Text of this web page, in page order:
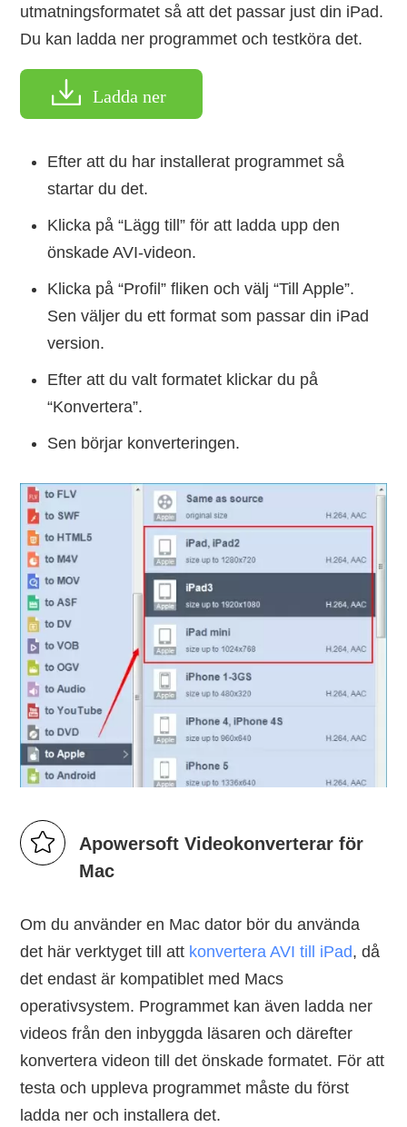
utmatningsformatet så att det passar just din iPad.
Du kan ladda ner programmet och testköra det.
Ladda ner
Efter att du har installerat programmet så
startar du det.
Klicka på “Lägg till” för att ladda upp den
önskade AVI-videon.
Klicka på “Profil” fliken och välj “Till Apple”.
Sen väljer du ett format som passar din iPad
version.
Efter att du valt formatet klickar du på
“Konvertera”.
Sen börjar konverteringen.
Apowersoft Videokonverterar för
Mac
Om du använder en Mac dator bör du använda
det här verktyget till att konvertera AVI till iPad, då
det endast är kompatiblet med Macs
operativsystem. Programmet kan även ladda ner
videos från den inbyggda läsaren och därefter
konvertera videon till det önskade formatet. För att
testa och uppleva programmet måste du först
ladda ner och installera det.